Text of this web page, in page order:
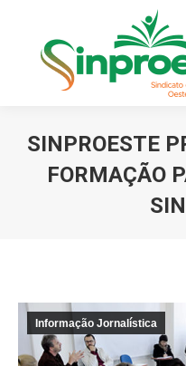
SINPROESTE
FORMAÇÃO
Informação Jornalística